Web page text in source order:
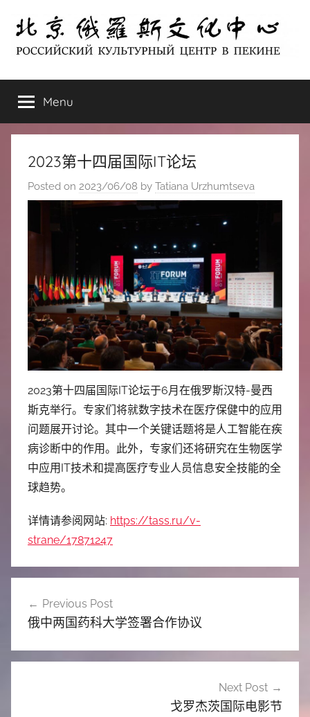
content
北
京
俄
罗
化
中
心
ЦЕНТР
В
ПЕКИНЕ
Menu
2023第十四届国际IT论坛
Posted on 2023/06/08 by Tatiana Urzhumtseva
2023第十四届国际IT论坛于6月在俄罗斯汉特-曼西
斯克举行。专家们将就数字技术在医疗保健中的应用
问题展开讨论。其中一个关键话题将是人工智能在疾
病诊断中的作用。此外，专家们还将研究在生物医学
中应用IT技术和提高医疗专业人员信息安全技能的全
球趋势。
详情请参阅网站: https://tass.ru/v-
strane/17871247
航
Previous Post
俄中两国药科大学签署合作协议
Next Post
戈罗杰茨国际电影节